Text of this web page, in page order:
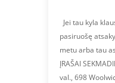
Jei tau kyla
pasiruošę
metu arba tau
ĮRAŠAI
val., 698